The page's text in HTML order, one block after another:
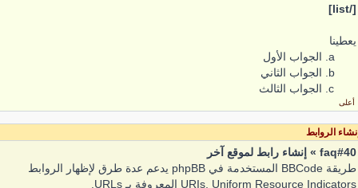
[/list]
يعطينا
الجواب الأول
الجواب الثاني
الجواب الثالث
أعلى
الروابط
faq#40 » إنشاء رابط لموقع آخر
طريقة BBCode المستخدمة في phpBB يدعم عدة طرق لإظهار الروابط
URIs, Uniform Resource Indicators المعروفة بـ URLs.